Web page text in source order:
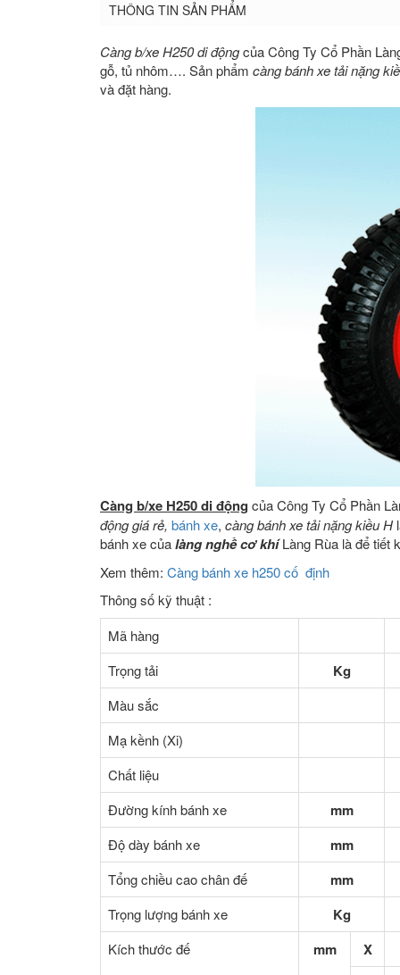
THÔNG TIN SẢN PHẨM
Càng b/xe H250 di độngcủa Công Ty Cổ Phần
gỗ, tủ nhôm…. Sản phẩm càng bánh xe tải nặng
và đặt hàng.
Càng b/xe H250 di động của Công Ty Cổ Phần
động giá rẻ, bánh xe, càng bánh xe tải nặng kiều H
bánh xe củalàng nghề cơ khíLàng Rùa là để tiết
Xem thêm: Càng bánh xe h250 cố định
Thông số kỹ thuật :
Mã hàng
Trọng tải Kg
Màu sắc
Mạ kềnh (Xi)
Chất liệu
Đường kính bánh xe mm
Độ dày bánh xe mm
Tổng chiều cao chân đế mm
Trọng lượng bánh xe Kg
Kích thước đế mm X